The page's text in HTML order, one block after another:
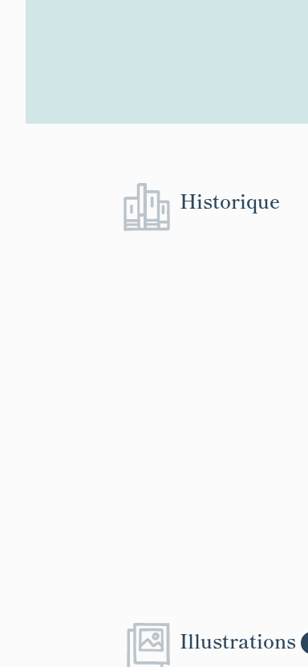
Historique
Illustrations